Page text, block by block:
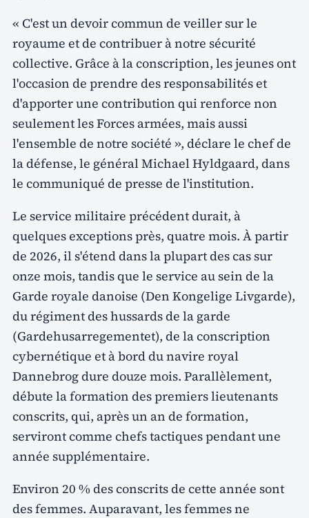
« C'est un devoir commun de veiller sur le
royaume et de contribuer à notre sécurité
collective. Grâce à la conscription, les jeunes ont
l'occasion de prendre des responsabilités et
d'apporter une contribution qui renforce non
seulement les Forces armées, mais aussi
l'ensemble de notre société », déclare le chef de
la défense, le général Michael Hyldgaard, dans
le communiqué de presse de l'institution.
Le service militaire précédent durait, à
quelques exceptions près, quatre mois. À partir
de 2026, il s'étend dans la plupart des cas sur
onze mois, tandis que le service au sein de la
Garde royale danoise (Den Kongelige Livgarde),
du régiment des hussards de la garde
(Gardehusarregementet), de la conscription
cybernétique et à bord du navire royal
Dannebrog dure douze mois. Parallèlement,
débute la formation des premiers lieutenants
conscrits, qui, après un an de formation,
serviront comme chefs tactiques pendant une
année supplémentaire.
Environ 20 % des conscrits de cette année sont
des femmes. Auparavant, les femmes ne